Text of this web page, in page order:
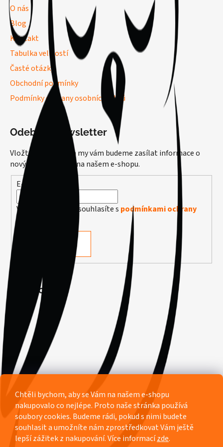
Chtěli bychom, aby se Vám na našem e-shopu
nakupovalo co nejlépe. Proto naše stránka používá
soubory cookies. Budeme rádi, pokud s nimi budete
souhlasit a umožníte nám zprostředkovat Vám ještě
lepší zážitek z nakupování.Více informacízde.
O nás
Blog
Kontakt
Tabulka velikostí
Časté otázky
Obchodní podmínky
Podmínky ochrany osobních údajů
Odebírat newsletter
Vložte svůj e-mail a my vám budeme zasílat informace o
nových produktech na našem e-shopu.
E-mail
Vložením e-mailu souhlasíte s podmínkami ochrany
PŘIHLÁSIT SE
Facebook